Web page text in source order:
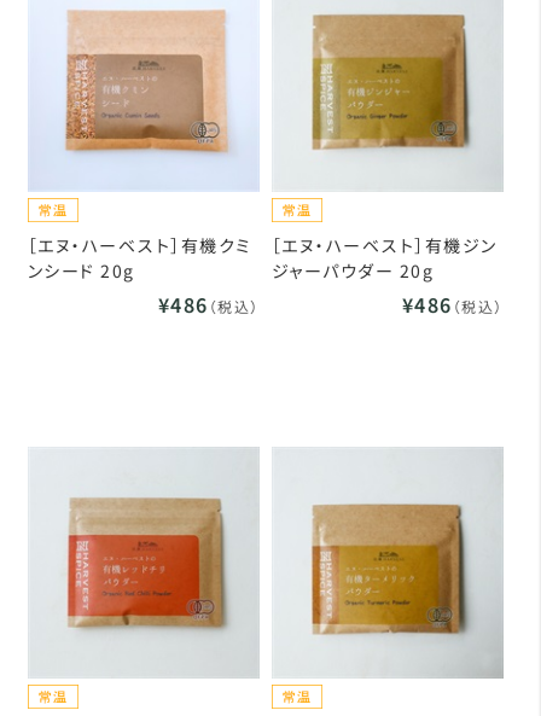
［エヌ・ハーベスト］有機クミ
ンシード 20g
¥486 （税込）
［エヌ・ハーベスト］有機ジン
ジャーパウダー 20g
¥486 （税込）